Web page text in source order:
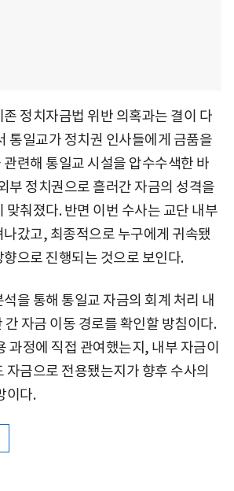
정치자금법 위반 의혹과는 결이 다
통일교가 정치권 인사들에게 금품을
련해 통일교 시설을 압수수색한 바
부 정치권으로 흘러간 자금의 성격을
맞춰졌다. 반면 이번 수사는 교단 내부
갔고, 최종적으로 누구에게 귀속됐
으로 진행되는 것으로 보인다.
을 통해 통일교 자금의 회계 처리 내
자금 이동 경로를 확인할 방침이다.
과정에 직접 관여했는지, 내부 자금이
자금으로 전용됐는지가 향후 수사의
이다.